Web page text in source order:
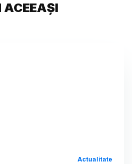
ACEEAȘI
Actualitate